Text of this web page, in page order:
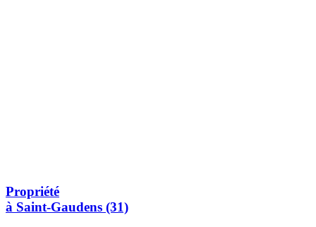
Propriété
à Saint-Gaudens (31)